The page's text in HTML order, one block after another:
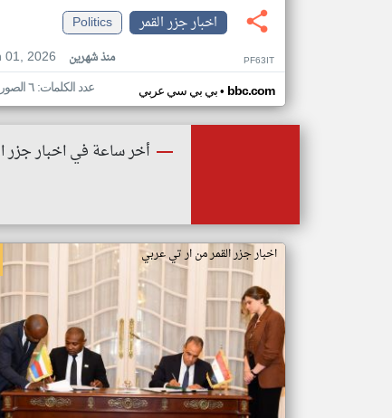
اخبار جزر القمر
Politics
01, 2026
منذ شهرين PF63IT
بي بي سي عربي• bbc.com عدد الكلمات: ٦ الصور: ٢٥
أخر ساعة في اخبار جزر
اخبار جزر القمر من ار تي عربي